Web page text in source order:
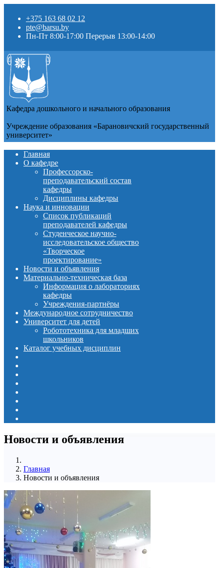
+375 163 68 02 12
pte@barsu.by
Пн-Пт 8:00-17:00 Перерыв 13:00-14:00
Кафедра дошкольного и начального образования
Учреждение образования «Барановичский государственный
университет»
Главная
О кафедре
Профессорско-
преподавательский состав
кафедры
Дисциплины кафедры
Наука и инновации
Список публикаций
преподавателей кафедры
Студенческое научно-
исследовательское общество
«Творческое
проектирование»
Новости и объявления
Материально-техническая база
Информация о лабораториях
кафедры
Учреждения-партнёры
Международное сотрудничество
Университет для детей
Робототехника для младших
школьников
Каталог учебных дисциплин
Новости и объявления
Главная
Новости и объявления